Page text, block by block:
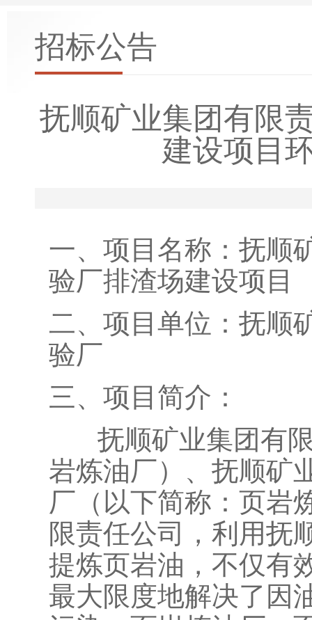
招标公告
抚顺矿业集团有限
建设项目
一、项目名称：抚顺
验厂排渣场建设项目
二、项目单位：抚顺
验厂
三、项目简介：
抚顺矿业集团有限
岩炼油厂）、抚顺矿
厂（以下简称：页岩
限责任公司，利用抚
提炼页岩油，不仅有
最大限度地解决了因